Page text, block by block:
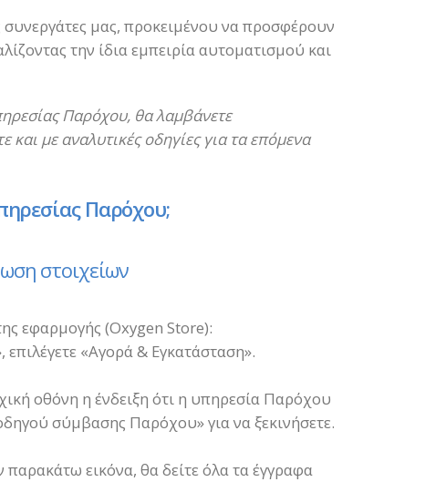
συνεργάτες μας, προκειμένου να προσφέρουν
την ίδια εμπειρία αυτοματισμού και
Παρόχου, θα λαμβάνετε
με αναλυτικές οδηγίες για τα επόμενα
Παρόχου;
στοιχείων
εφαρμογής (Oxygen Store):
«Αγορά & Εγκατάσταση».
οθόνη η ένδειξη ότι η υπηρεσία Παρόχου
σύμβασης Παρόχου» για να ξεκινήσετε.
εικόνα, θα δείτε όλα τα έγγραφα